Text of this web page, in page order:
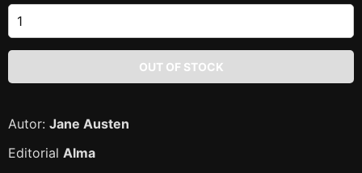
Autor: Jane Austen
Editorial Alma